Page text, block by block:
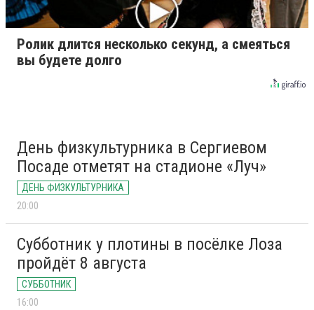
Ролик длится несколько секунд, а смеяться
вы будете долго
День физкультурника в Сергиевом
Посаде отметят на стадионе «Луч»
ДЕНЬ ФИЗКУЛЬТУРНИКА
20:00
Субботник у плотины в посёлке Лоза
пройдёт 8 августа
СУББОТНИК
16:00